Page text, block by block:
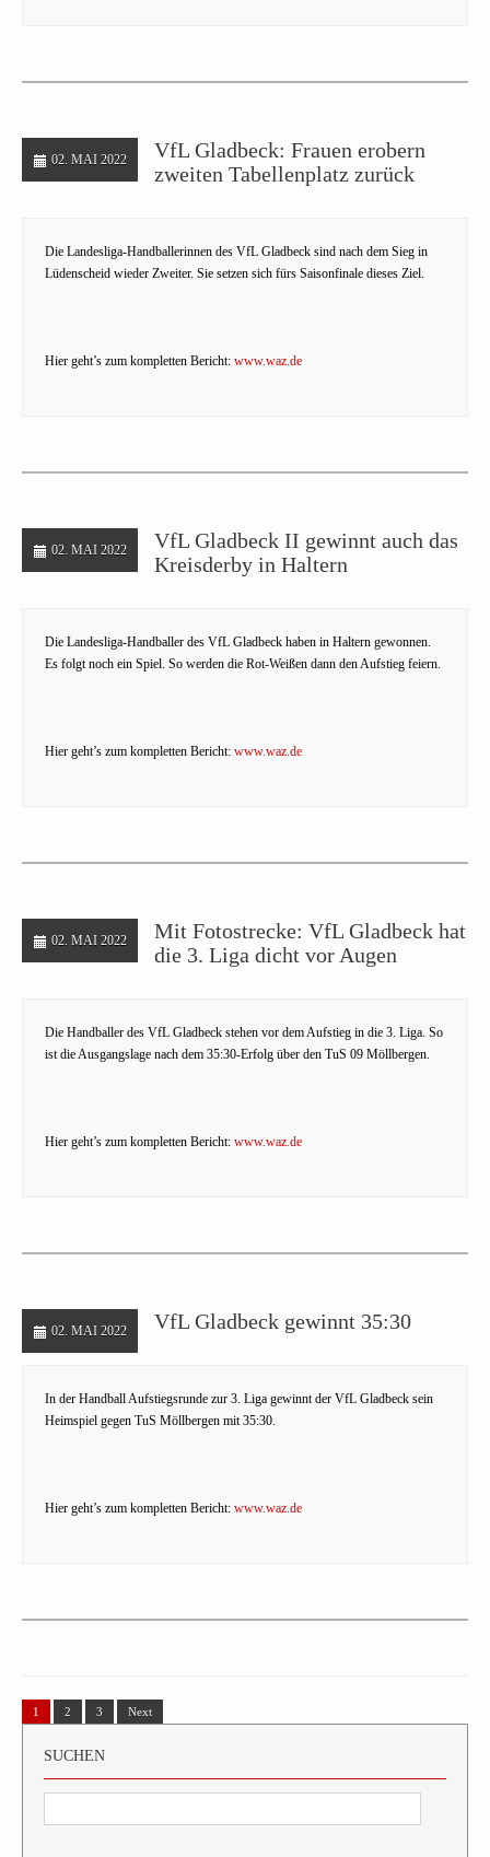
02. MAI 2022
VfL Gladbeck: Frauen erobern
zweiten Tabellenplatz zurück
Die Landesliga-Handballerinnen des VfL Gladbeck sind nach dem Sieg in
Lüdenscheid wieder Zweiter. Sie setzen sich fürs Saisonfinale dieses Ziel.
Hier geht’s zum kompletten Bericht: www.waz.de
02. MAI 2022
VfL Gladbeck II gewinnt auch das
Kreisderby in Haltern
Die Landesliga-Handballer des VfL Gladbeck haben in Haltern gewonnen.
Es folgt noch ein Spiel. So werden die Rot-Weißen dann den Aufstieg feiern.
Hier geht’s zum kompletten Bericht: www.waz.de
02. MAI 2022
Mit Fotostrecke: VfL Gladbeck hat
die 3. Liga dicht vor Augen
Die Handballer des VfL Gladbeck stehen vor dem Aufstieg in die 3. Liga. So
ist die Ausgangslage nach dem 35:30-Erfolg über den TuS 09 Möllbergen.
Hier geht’s zum kompletten Bericht: www.waz.de
02. MAI 2022 VfL Gladbeck gewinnt 35:30
In der Handball Aufstiegsrunde zur 3. Liga gewinnt der VfL Gladbeck sein
Heimspiel gegen TuS Möllbergen mit 35:30.
Hier geht’s zum kompletten Bericht: www.waz.de
1 2 3 Next
SUCHEN